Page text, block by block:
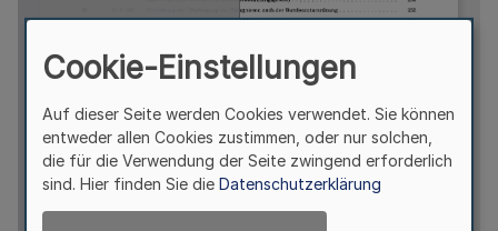
Cookie-Einstellungen
Auf dieser Seite werden Cookies verwendet. Sie können
entweder allen Cookies zustimmen, oder nur solchen,
die für die Verwendung der Seite zwingend erforderlich
sind. Hier finden Sie die Datenschutzerklärung